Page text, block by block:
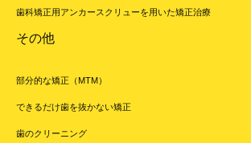
歯科矯正用アンカースクリューを用いた矯正治療
その他
部分的な矯正（MTM）
できるだけ歯を抜かない矯正
歯のクリーニング